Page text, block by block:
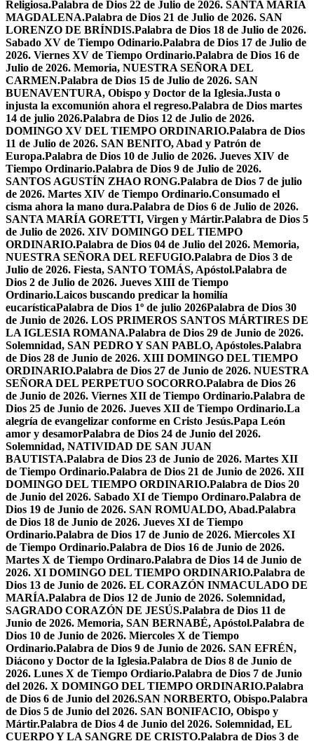
Religiosa.Palabra de Dios 22 de Julio de 2026. SANTA MARÍA
MAGDALENA.Palabra de Dios 21 de Julio de 2026. SAN
LORENZO DE BRÍNDIS.Palabra de Dios 18 de Julio de 2026.
Sabado XV de Tiempo Odinario.Palabra de Dios 17 de Julio de
2026. Viernes XV de Tiempo Ordinario.Palabra de Dios 16 de
Julio de 2026. Memoria, NUESTRA SEÑORA DEL
CARMEN.Palabra de Dios 15 de Julio de 2026. SAN
BUENAVENTURA, Obispo y Doctor de la Iglesia.Justa o
injusta la excomunión ahora el regreso.Palabra de Dios martes
14 de julio 2026.Palabra de Dios 12 de Julio de 2026.
DOMINGO XV DEL TIEMPO ORDINARIO.Palabra de Dios
11 de Julio de 2026. SAN BENITO, Abad y Patrón de
Europa.Palabra de Dios 10 de Julio de 2026. Jueves XIV de
Tiempo Ordinario.Palabra de Dios 9 de Julio de 2026.
SANTOS AGUSTÍN ZHAO RONG.Palabra de Dios 7 de julio
de 2026. Martes XIV de Tiempo Ordinario.Consumado el
cisma ahora la mano dura.Palabra de Dios 6 de Julio de 2026.
SANTA MARÍA GORETTI, Virgen y Mártir.Palabra de Dios 5
de Julio de 2026. XIV DOMINGO DEL TIEMPO
ORDINARIO.Palabra de Dios 04 de Julio del 2026. Memoria,
NUESTRA SEÑORA DEL REFUGIO.Palabra de Dios 3 de
Julio de 2026. Fiesta, SANTO TOMÁS, Apóstol.Palabra de
Dios 2 de Julio de 2026. Jueves XIII de Tiempo
Ordinario.Laicos buscando predicar la homilía
eucarísticaPalabra de Dios 1º de julio 2026Palabra de Dios 30
de Junio de 2026. LOS PRIMEROS SANTOS MÁRTIRES DE
LA IGLESIA ROMANA.Palabra de Dios 29 de Junio de 2026.
Solemnidad, SAN PEDRO Y SAN PABLO, Apóstoles.Palabra
de Dios 28 de Junio de 2026. XIII DOMINGO DEL TIEMPO
ORDINARIO.Palabra de Dios 27 de Junio de 2026. NUESTRA
SEÑORA DEL PERPETUO SOCORRO.Palabra de Dios 26
de Junio de 2026. Viernes XII de Tiempo Ordinario.Palabra de
Dios 25 de Junio de 2026. Jueves XII de Tiempo Ordinario.La
alegría de evangelizar conforme en Cristo Jesús.Papa León
amor y desamorPalabra de Dios 24 de Junio del 2026.
Solemnidad, NATIVIDAD DE SAN JUAN
BAUTISTA.Palabra de Dios 23 de Junio de 2026. Martes XII
de Tiempo Ordinario.Palabra de Dios 21 de Junio de 2026. XII
DOMINGO DEL TIEMPO ORDINARIO.Palabra de Dios 20
de Junio del 2026. Sabado XI de Tiempo Ordinaro.Palabra de
Dios 19 de Junio de 2026. SAN ROMUALDO, Abad.Palabra
de Dios 18 de Junio de 2026. Jueves XI de Tiempo
Ordinario.Palabra de Dios 17 de Junio de 2026. Miercoles XI
de Tiempo Ordinario.Palabra de Dios 16 de Junio de 2026.
Martes X de Tiempo Ordinaro.Palabra de Dios 14 de Junio de
2026. XI DOMINGO DEL TIEMPO ORDINARIO.Palabra de
Dios 13 de Junio de 2026. EL CORAZÓN INMACULADO DE
MARÍA.Palabra de Dios 12 de Junio de 2026. Solemnidad,
SAGRADO CORAZÓN DE JESÚS.Palabra de Dios 11 de
Junio de 2026. Memoria, SAN BERNABÉ, Apóstol.Palabra de
Dios 10 de Junio de 2026. Miercoles X de Tiempo
Ordinario.Palabra de Dios 9 de Junio de 2026. SAN EFRÉN,
Diácono y Doctor de la Iglesia.Palabra de Dios 8 de Junio de
2026. Lunes X de Tiempo Ordiario.Palabra de Dios 7 de Junio
del 2026. X DOMINGO DEL TIEMPO ORDINARIO.Palabra
de Dios 6 de Junio del 2026.SAN NORBERTO, Obispo.Palabra
de Dios 5 de Junio del 2026. SAN BONIFACIO, Obispo y
Mártir.Palabra de Dios 4 de Junio del 2026. Solemnidad, EL
CUERPO Y LA SANGRE DE CRISTO.Palabra de Dios 3 de